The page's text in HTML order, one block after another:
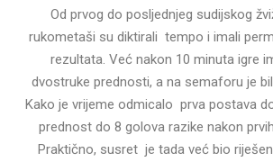
Od prvog do posljednjeg sudijskog
rukometaši su diktirali tempo i imali
rezultata. Već nakon 10 minuta igre
dvostruke prednosti, a na semaforu je
Kako je vrijeme odmicalo prva postava
prednost do 8 golova razike nakon
Praktično, susret je tada već bio